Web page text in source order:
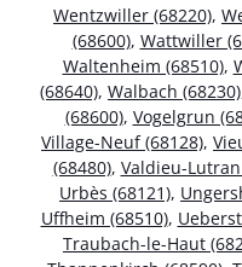
Wentzwiller (68220),
(68600), Wattwiller
Waltenheim (68510),
(68640), Walbach (68230)
(68600), Vogelgrun
Village-Neuf (68128),
(68480), Valdieu-Lutran
Urbès (68121),
Uffheim (68510),
Traubach-le-Haut